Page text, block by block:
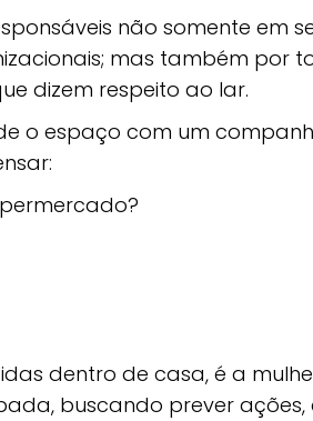
não somente em
mas também por
dizem respeito ao lar.
o espaço com um
dentro de casa, é a
buscando prever